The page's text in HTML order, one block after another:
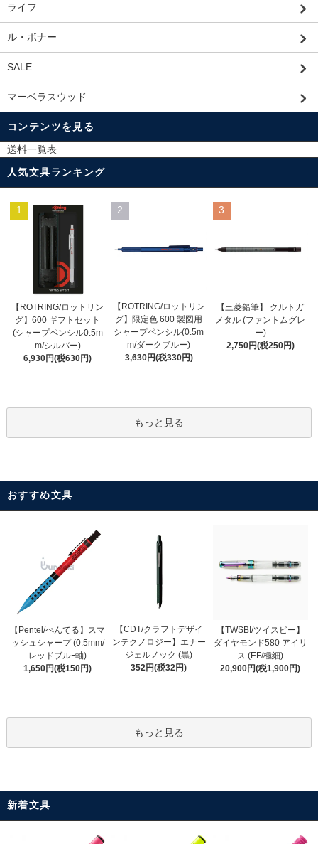
ライフ
ル・ボナー
SALE
マーベラスウッド
コンテンツを見る
送料一覧表
人気文具ランキング
1
【ROTRING/ロットリン
グ】600 ギフトセット
(シャープペンシル0.5m
m/シルバー)
6,930円(税630円)
2
【ROTRING/ロットリン
グ】限定色 600 製図用
シャープペンシル(0.5m
m/ダークブルー)
3,630円(税330円)
3
【三菱鉛筆】 クルトガ
メタル (ファントムグレ
ー)
2,750円(税250円)
もっと見る
おすすめ文具
【Pentel/ぺんてる】スマ
ッシュシャープ (0.5mm/
レッドブルｰ軸)
1,650円(税150円)
【CDT/クラフトデザイ
ンテクノロジー】エナー
ジェルノック (黒)
352円(税32円)
【TWSBI/ツイスビー】
ダイヤモンド580 アイリ
ス (EF/極細)
20,900円(税1,900円)
もっと見る
新着文具